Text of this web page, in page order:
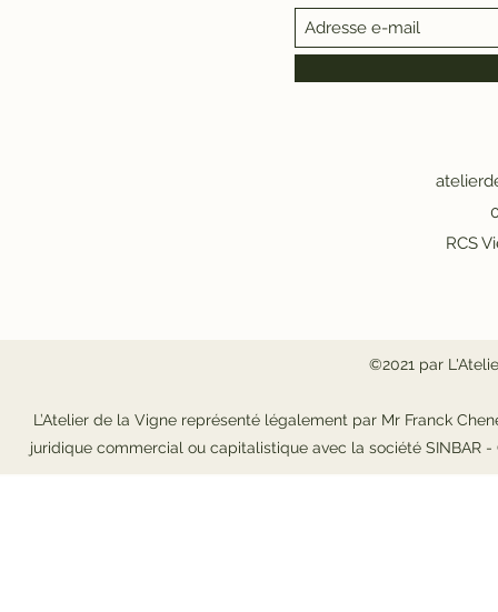
RCS
©2021 par
L’Atelier de la Vigne représenté légalement par Mr Franck
juridique commercial ou capitalistique avec la société SINBAR